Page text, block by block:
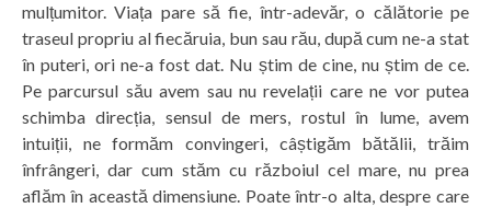
mulțumitor. Viața pare să fie, într-adevăr, o călătorie pe
traseul propriu al fiecăruia, bun sau rău, după cum ne-a stat
în puteri, ori ne-a fost dat. Nu știm de cine, nu știm de ce.
Pe parcursul său avem sau nu revelații care ne vor putea
schimba direcția, sensul de mers, rostul în lume, avem
intuiții, ne formăm convingeri, câștigăm bătălii, trăim
înfrângeri, dar cum stăm cu războiul cel mare, nu prea
aflăm în această dimensiune. Poate într-o alta, despre care